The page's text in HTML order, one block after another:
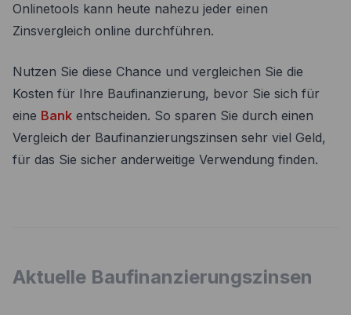
Onlinetools kann heute nahezu jeder einen
Zinsvergleich online durchführen.
Nutzen Sie diese Chance und vergleichen Sie die
Kosten für Ihre Baufinanzierung, bevor Sie sich für
eine Bank entscheiden. So sparen Sie durch einen
Vergleich der Baufinanzierungszinsen sehr viel Geld,
für das Sie sicher anderweitige Verwendung finden.
Aktuelle Baufinanzierungszinsen